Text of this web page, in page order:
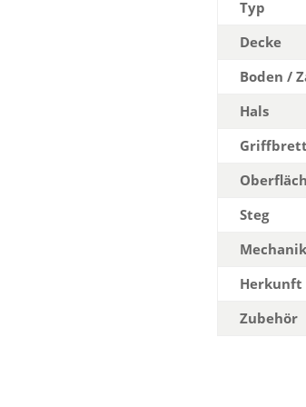
Typ
Decke
Boden /
Hals
Griffbrett
Steg
Mechanik
Herkunft
Zubehör